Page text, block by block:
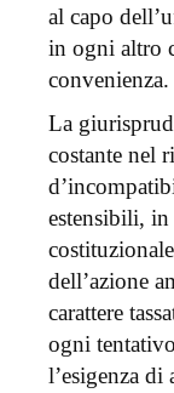
al capo
in ogni altro
convenienza.
La
costante nel
estensibili,
dell’azione
carattere
ogni
l’esigenza di